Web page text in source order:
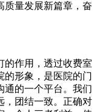
质量发展新篇章，奋
的作用，透过收费室
的形象，是医院的门
通的一个平台。我们
，团结一致。正确对